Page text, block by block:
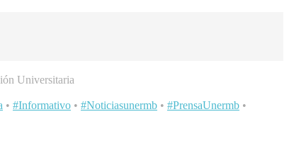
Universitaria
• #Informativo • #Noticiasunermb • #PrensaUnermb •